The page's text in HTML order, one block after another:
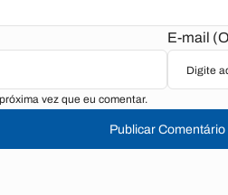
E-mail
vez que eu comentar.
Publicar Comentário